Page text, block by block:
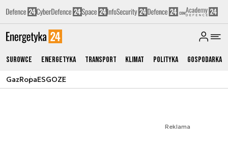
Surowce Energetyka Transport Klimat Polityka Gospodarka
GazRopaESGOZE
Reklama